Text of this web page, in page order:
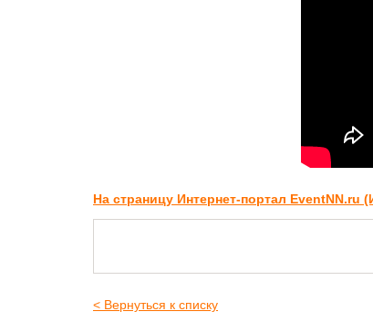
На страницу Интернет-портал
< Вернуться к списку